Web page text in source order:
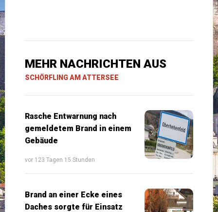
MEHR NACHRICHTEN AUS
SCHÖRFLING AM ATTERSEE
Rasche Entwarnung nach
gemeldetem Brand in einem
Gebäude
vor 123 Tagen 15 Stunden
Brand an einer Ecke eines
Daches sorgte für Einsatz